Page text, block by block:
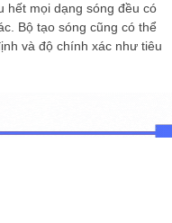
hết mọi dạng sóng đều có
Bộ tạo sóng cũng có thể
và độ chính xác như tiêu